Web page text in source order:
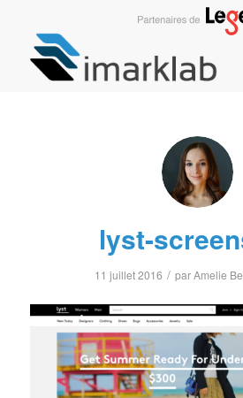
lyst-
11 juillet 2016 / parAmelie